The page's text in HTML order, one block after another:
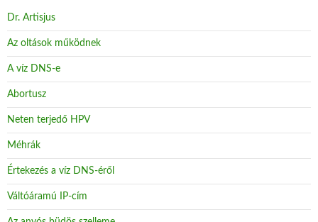
Dr. Artisjus
Az oltások működnek
A víz DNS-e
Abortusz
Neten terjedő HPV
Méhrák
Értekezés a víz DNS-éről
Váltóáramú IP-cím